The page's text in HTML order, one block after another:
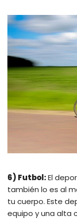
6) Futbol:El
también lo es al
tu cuerpo. Este
equipo y una alta